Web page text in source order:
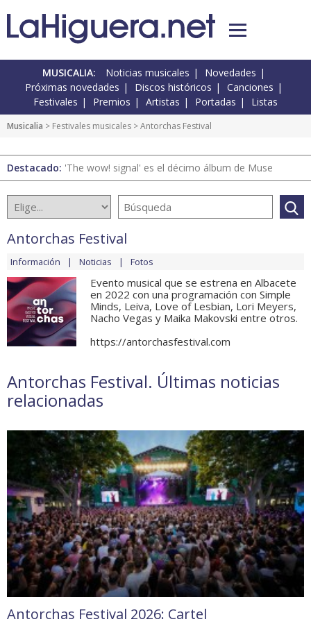
MUSICALIA: Noticias musicales
Novedades
Próximas novedades
Discos históricos
Canciones
Festivales
Premios Artistas Portadas Listas
Musicalia > Festivales musicales > Antorchas Festival
Destacado: 'The wow! signal' es el décimo álbum de Muse
Antorchas Festival
Información Noticias Fotos
Evento musical que se estrena en Albacete
en 2022 con una programación con Simple
Minds, Leiva, Love of Lesbian, Lori Meyers,
Nacho Vegas y Maika Makovski entre otros.
https://antorchasfestival.com
Antorchas Festival. Últimas noticias
relacionadas
Antorchas Festival 2026: Cartel